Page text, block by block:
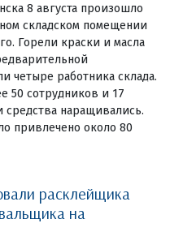
8 августа произошло
складском помещении
Горели краски и масла
четыре работника склада.
50 сотрудников и 17
наращивались.
привлечено около 80
расклейщика
на